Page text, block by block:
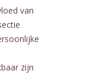
van
zijn